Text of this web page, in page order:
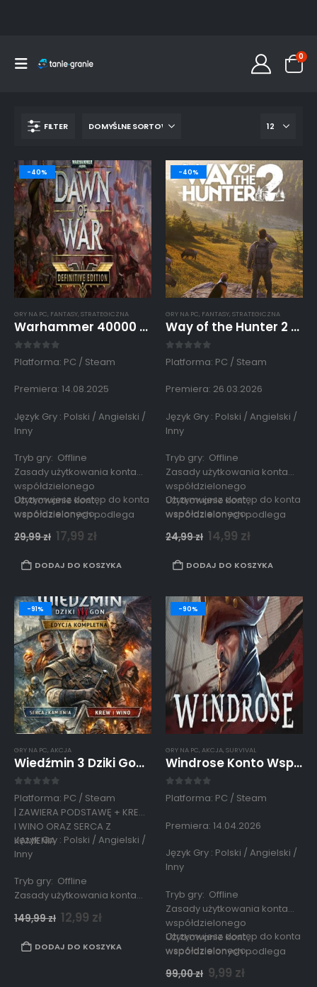
0
FILTER
-40%
GRY NA PC, FANTASY, STRATEGICZNA
Warhammer 40000 Dawn of War Definitive Edition PC Konto Współdzielone
Platforma: PC / Steam
Premiera: 14.08.2025
Język Gry : Polski / Angielski /
Inny
Tryb gry: Offline
Zasady użytkowania konta
współdzielonego
Użytkowanie kont
współdzielonych podlega
zasadom opisanym
wregulaminie strony.
Otrzymujesz dostęp do konta
współdzielonego…
29,99zł 17,99 zł
DODAJ DO KOSZYKA
-40%
GRY NA PC, FANTASY, STRATEGICZNA
Way of the Hunter 2 PC Konto Współdzielone Offline
Platforma: PC / Steam
Premiera: 26.03.2026
Język Gry : Polski / Angielski /
Inny
Tryb gry: Offline
Zasady użytkowania konta
współdzielonego
Użytkowanie kont
współdzielonych podlega
zasadom opisanym
wregulaminie strony.
Otrzymujesz dostęp do konta
współdzielonego…
24,99zł 14,99 zł
DODAJ DO KOSZYKA
-91%
GRY NA PC, AKCJA
Wiedźmin 3 Dziki Gon PC Konto Współdzielone Edycja Kompletna
Platforma: PC / Steam
| ZAWIERA PODSTAWĘ + KREW
I WINO ORAZ SERCA Z
KAMIENIA
Język Gry : Polski / Angielski /
Inny
Tryb gry: Offline
Zasady użytkowania konta
współdzielonego
Użytkowanie kont
współdzielonych podlega
zasadom…
149,99zł 12,99 zł
DODAJ DO KOSZYKA
-90%
GRY NA PC, AKCJA, SURVIVAL
Windrose Konto Współdzielone
Platforma: PC / Steam
Premiera: 14.04.2026
Język Gry : Polski / Angielski /
Inny
Tryb gry: Offline
Zasady użytkowania konta
współdzielonego
Użytkowanie kont
współdzielonych podlega
zasadom opisanym
wregulaminie strony.
Otrzymujesz dostęp do konta
współdzielonego…
99,00zł 9,99 zł